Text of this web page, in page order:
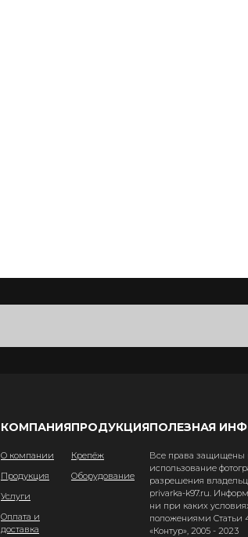
КОМПАНИЯ
О компании
Продукция
Услуги
Оплата и
доставка
ПРОДУКЦИЯ
Крепёж
Оборудование
ПОЛЕЗНАЯ
Все права защищены
использование
разрешения
privarka-k97.ru.
ни при каких
положениями Статьи
«Контур», 2005 - 2023